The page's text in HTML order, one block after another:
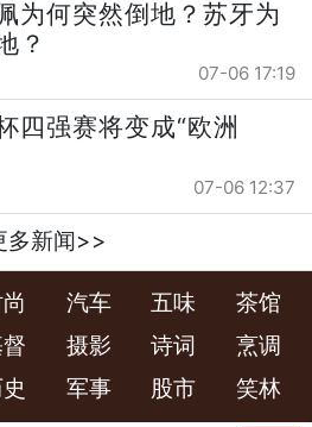
为何突然倒地？苏牙为
？
07-06 17:19
四强赛将变成“欧洲
07-06 12:37
多新闻>>
汽车 五味
茶馆
摄影 诗词
烹调
军事 股市 笑林